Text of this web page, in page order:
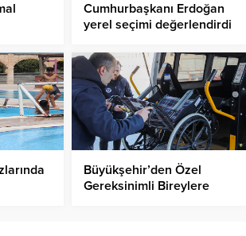
Cumhurbaşkanı Erdoğan
yerel seçimi değerlendirdi
Büyükşehir’den Özel
Gereksinimli Bireylere